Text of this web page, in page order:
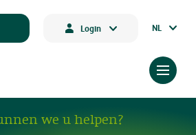
Login NL
we u helpen?